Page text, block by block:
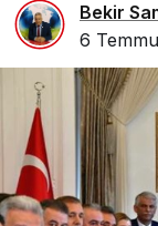
Bekir
6